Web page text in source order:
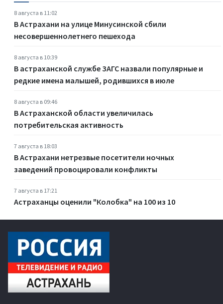
8 августа в 11:02
В Астрахани на улице Минусинской сбили
несовершеннолетнего пешехода
8 августа в 10:39
В астраханской службе ЗАГС назвали популярные и
редкие имена малышей, родившихся в июле
8 августа в 09:46
В Астраханской области увеличилась
потребительская активность
7 августа в 18:03
В Астрахани нетрезвые посетители ночных
заведений провоцировали конфликты
7 августа в 17:21
Астраханцы оценили "Колобка" на 100 из 10